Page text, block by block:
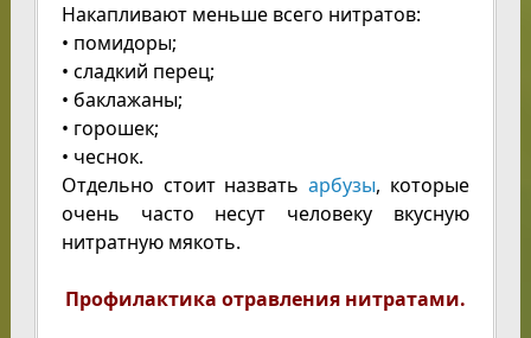
Накапливают меньше всего нитратов:
• помидоры;
• сладкий перец;
• баклажаны;
• горошек;
• чеснок.
Отдельно стоит назватьарбузы, которые
очень часто несут человеку вкусную
нитратную мякоть.
Профилактика отравления нитратами.